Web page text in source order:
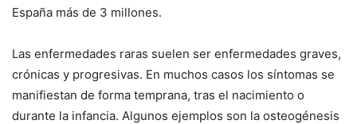
España más de 3 millones.
Las enfermedades raras suelen ser enfermedades graves,
crónicas y progresivas. En muchos casos los síntomas se
manifiestan de forma temprana, tras el nacimiento o
durante la infancia. Algunos ejemplos son la osteogénesis